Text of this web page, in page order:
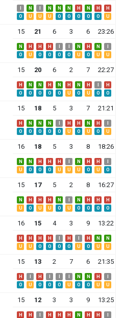
N N N N H N H
H
O
U U U O O O O O U
15 21 6 3 6 23:26
N H H H N H N
O
U O O O O U O U U
15 20 6 2 7 22:27
H N N H N H N H
H
O
O O O O U O U O O
15 18 5 3 7 21:21
H N N N H H N H
O
O O O O U O U O U
16 18 5 3 8 18:26
N N H H H N H H
U
O O O U U U O U O
15 17 5 2 8 16:27
N H H H N N H H
H
U
O U U O U O O O O
16 15 4 3 9 13:22
H H H H H H N
N
U
U O O O O U O U U
15 13 2 7 6 21:35
H H N N H
O
U O O O U O O U U
15 12 3 3 9 13:25
H H H H H N H H